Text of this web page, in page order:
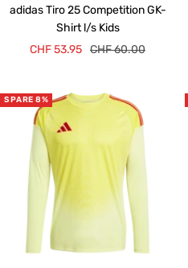
adidas Tiro 25 Competition GK-
Shirt l/s Kids
Angebotspreis
CHF 53.95 Regulärer
CHF 60.00
SPARE 8%